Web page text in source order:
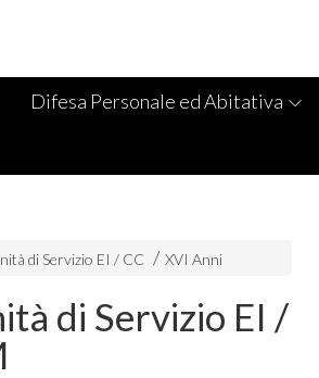
Difesa Personale ed Abitativa
di Servizio EI / CC XVI Anni
di Servizio EI /